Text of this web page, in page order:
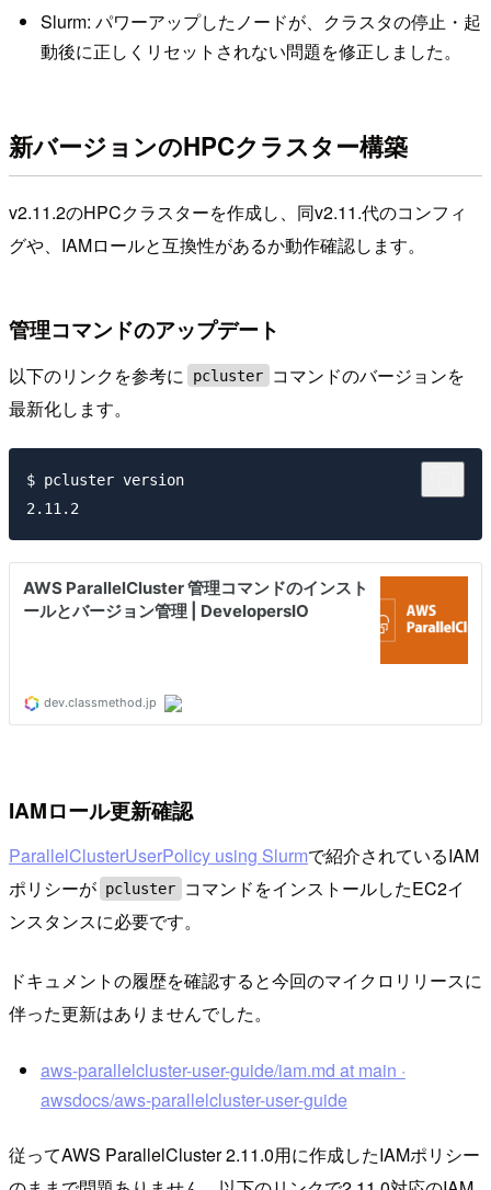
Slurm: パワーアップしたノードが、クラスタの停止・起
動後に正しくリセットされない問題を修正しました。
新バージョンのHPCクラスター構築
v2.11.2のHPCクラスターを作成し、同v2.11.代のコンフィ
グや、IAMロールと互換性があるか動作確認します。
管理コマンドのアップデート
以下のリンクを参考に pcluster
コマンドのバージョンを
最新化します。
$ pcluster version
IAMロール更新確認
ParallelClusterUserPolicy using Slurmで紹介されているIAM
ポリシーが pcluster
コマンドをインストールしたEC2イ
ンスタンスに必要です。
ドキュメントの履歴を確認すると今回のマイクロリリースに
伴った更新はありませんでした。
aws-parallelcluster-user-guide/iam.md at main ·
awsdocs/aws-parallelcluster-user-guide
従ってAWS ParallelCluster 2.11.0用に作成したIAMポリシー